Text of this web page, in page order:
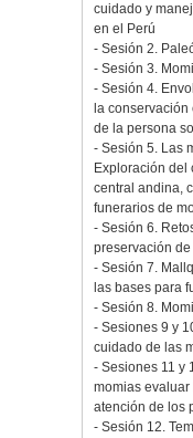
cuidado y
en el Perú
- Sesión 2.
- Sesión 3.
- Sesión 4.
la
de la persona
- Sesión 5. Las
Exploración del
central andina,
funerarios de
- Sesión 6.
preservación
- Sesión 7.
las bases para
- Sesión 8.
- Sesiones 9 y
cuidado de las
- Sesiones 11 y
momias
atención de los
- Sesión 12.